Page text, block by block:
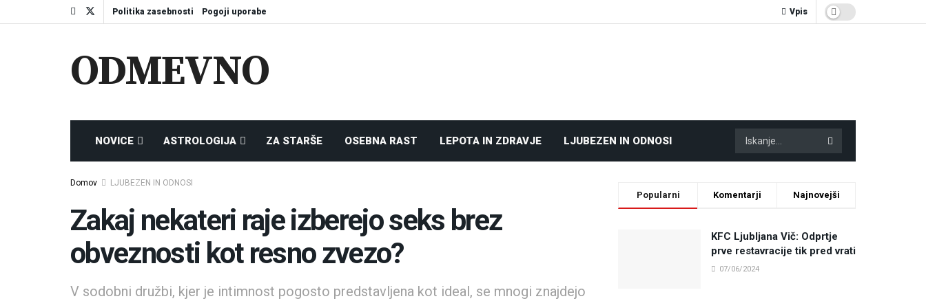
Politika zasebnosti Pogoji uporabe Vpis
ODMEVNO
NOVICE ASTROLOGIJA ZA STARŠE OSEBNA RAST LEPOTA IN ZDRAVJE LJUBEZEN IN ODNOSI
Domov LJUBEZEN IN ODNOSI
Zakaj nekateri raje izberejo seks brez
obveznosti kot resno zvezo?
V sodobni družbi, kjer je intimnost pogosto predstavljena kot ideal, se mnogi znajdejo
Popularni Komentarji Najnovejši
KFC Ljubljana Vič: Odprtje
prve restavracije tik pred vrati
07/06/2024